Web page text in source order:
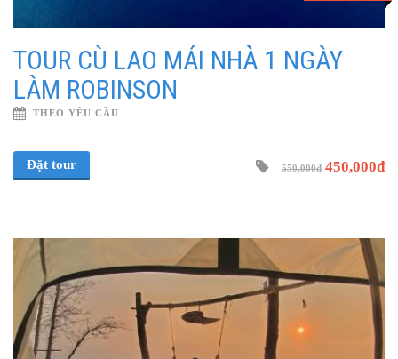
TOUR CÙ LAO MÁI NHÀ 1 NGÀY
LÀM ROBINSON
THEO YÊU CẦU
Đặt tour 550,000đ 450,000đ